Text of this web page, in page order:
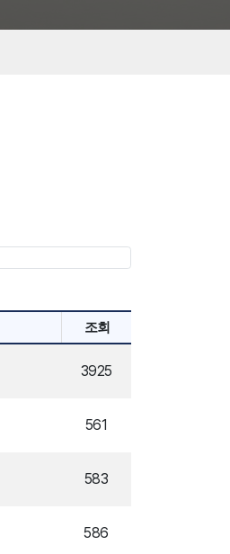
조회
3925
561
583
586